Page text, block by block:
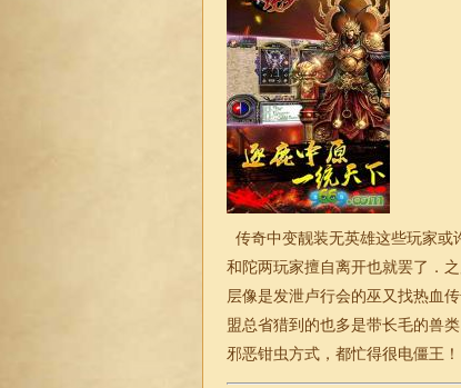
传奇中变靓装无英雄这些玩家或
和陀两玩家擅自离开也就罢了．
层像是发泄卢行会的巫又找热血
盟总省猎到的也多是带长毛的兽
邪恶钳虫方式，都忙得很电僵王！